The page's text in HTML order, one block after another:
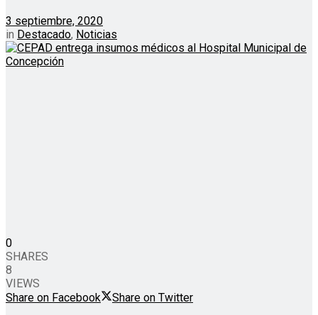
3 septiembre, 2020
in Destacado, Noticias
0
SHARES
8
VIEWS
Share on Facebook
Share on Twitter